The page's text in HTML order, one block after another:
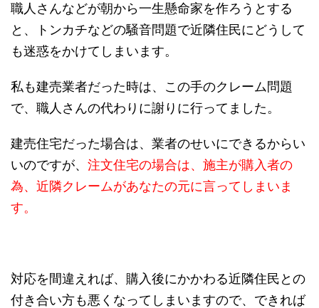
職人さんなどが朝から一生懸命家を作ろうとする
と、トンカチなどの騒音問題で近隣住民にどうして
も迷惑をかけてしまいます。
私も建売業者だった時は、この手のクレーム問題
で、職人さんの代わりに謝りに行ってました。
建売住宅だった場合は、業者のせいにできるからい
いのですが、 注文住宅の場合は、施主が購入者の
為、近隣クレームがあなたの元に言ってしまいま
す。
対応を間違えれば、購入後にかかわる近隣住民との
付き合い方も悪くなってしまいますので、できれば